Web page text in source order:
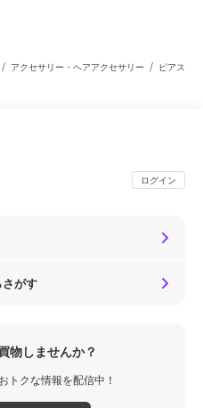
/ アクセサリー・ヘアアクセサリー / ピアス
ログイン
さがす
物しませんか？
トクな情報を配信中！